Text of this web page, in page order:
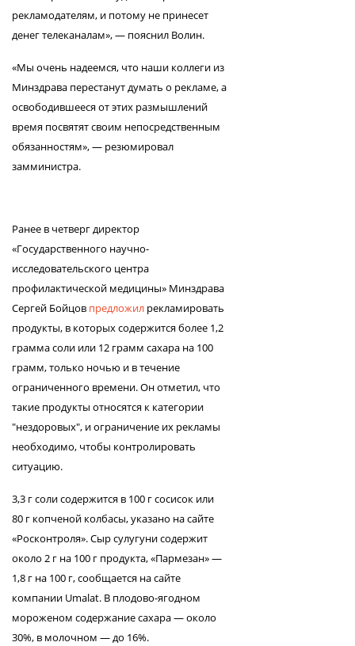
рекламодателям, и потому не принесет
денег телеканалам», — пояснил Волин.
«Мы очень надеемся, что наши коллеги из
Минздрава перестанут думать о рекламе, а
освободившееся от этих размышлений
время посвятят своим непосредственным
обязанностям», — резюмировал
замминистра.
Ранее в четверг директор
«Государственного научно-
исследовательского центра
профилактической медицины» Минздрава
Сергей Бойцов предложил рекламировать
продукты, в которых содержится более 1,2
грамма соли или 12 грамм сахара на 100
грамм, только ночью и в течение
ограниченного времени. Он отметил, что
такие продукты относятся к категории
"нездоровых", и ограничение их рекламы
необходимо, чтобы контролировать
ситуацию.
3,3 г соли содержится в 100 г сосисок или
80 г копченой колбасы, указано на сайте
«Росконтроля». Сыр сулугуни содержит
около 2 г на 100 г продукта, «Пармезан» —
1,8 г на 100 г, сообщается на сайте
компании Umalat. В плодово-ягодном
мороженом содержание сахара — около
30%, в молочном — до 16%.